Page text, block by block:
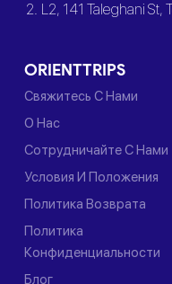
2. L2, 141 Taleghani St,
ORIENTTRIPS
Свяжитесь С Нами
О Нас
Сотрудничайте С Нами
Условия И Положения
Политика Возврата
Политика
Конфиденциальности
Блог